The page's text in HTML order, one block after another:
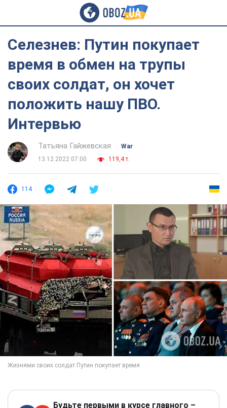
Селезнев: Путин покупает
время в обмен на трупы
своих солдат, он хочет
положить нашу ПВО.
Интервью
Татьяна Гайжевская
War
13.12.2022 07:00
119,4 т.
114
Будьте первыми в курсе главного –